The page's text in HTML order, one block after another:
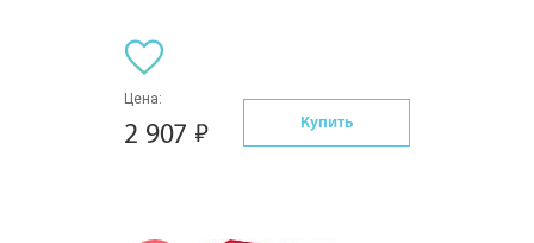
Цена:
2 907 Купить